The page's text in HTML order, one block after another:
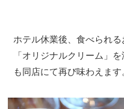
ホテル休業後、食べられ
「オリジナルクリーム」
も同店にて再び味わえます